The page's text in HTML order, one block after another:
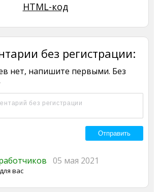
HTML-код
без регистрации:
нет, напишите первыми. Без
05 мая 2021
вас